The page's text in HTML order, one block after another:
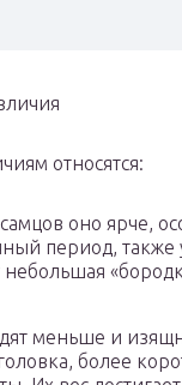
относятся:
оно ярче,
период, также
небольшая
меньше и
более